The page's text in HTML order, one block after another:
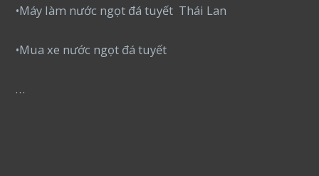
•Máy làm nước ngọt đá tuyết Thái Lan
•Mua xe nước ngọt đá tuyết
…